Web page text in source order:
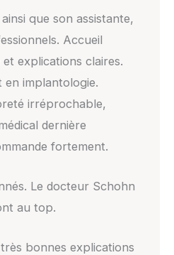
que son assistante,
Accueil
explications claires.
en implantologie.
irréprochable,
dernière
fortement.
Le docteur Schohn
au top.
bonnes explications